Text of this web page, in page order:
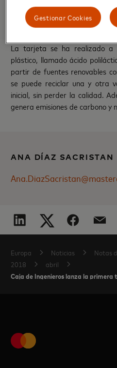
los socios así como a
reducir la huella de carbono en
La tarjeta se ha realizado
plástico, llamado ácido
partir de fuentes renovables
se puede reciclar una y otra
inicial, sin perder la calidad.
genera emisiones de carbono y
ANA DÍAZ SACRISTAN
Europa Noticias Notas
2018
abril
Caja de Ingenieros lanza la
Gestionar Cookies